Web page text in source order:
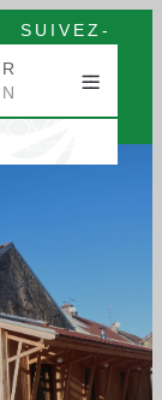
SUIVEZ-